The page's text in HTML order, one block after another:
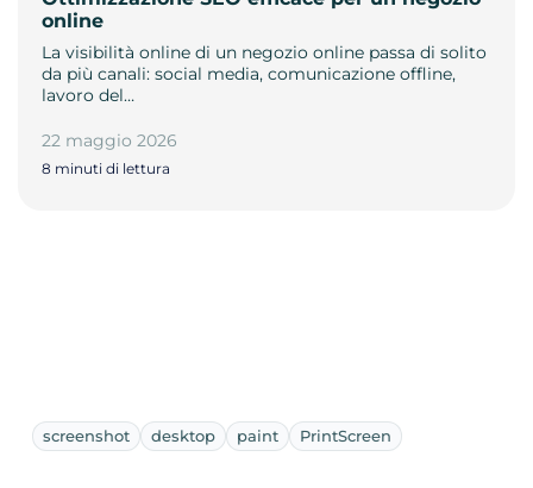
online
La visibilità online di un negozio online passa di solito
da più canali: social media, comunicazione offline,
lavoro del…
22 maggio 2026
8 minuti di lettura
screenshot desktop paint PrintScreen